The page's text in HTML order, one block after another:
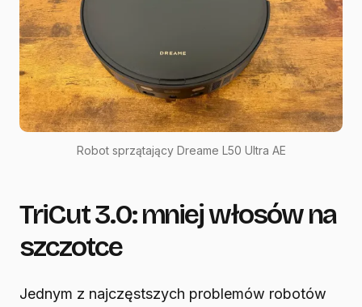
Robot sprzątający Dreame L50 Ultra AE
TriCut 3.0: mniej włosów na
szczotce
Jednym z najczęstszych problemów robotów